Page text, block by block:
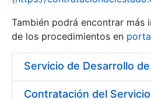
Show/Hide
También podrá encontrar más
de los procedimientos en